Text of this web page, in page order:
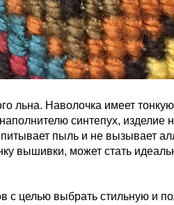
льна. Наволочка имеет
синтепух, изделие
пыль и не вызывает
вышивки, может стать
с целью выбрать стильную и